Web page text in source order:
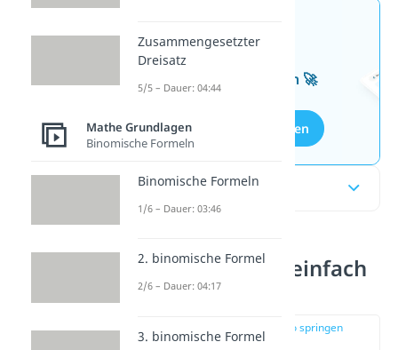
Wissen mit unseren
kostenlosen Aufgaben 🚀
Aufgaben entdecken
Inhaltsübersicht
Kreisdiagramm einfach
erklärt
zur Stelle im Video springen
(00:09)
Zusammengesetzter
Dreisatz
5/5 – Dauer: 04:44
Mathe Grundlagen
Binomische Formeln
Binomische Formeln
1/6 – Dauer: 03:46
2. binomische Formel
2/6 – Dauer: 04:17
3. binomische Formel